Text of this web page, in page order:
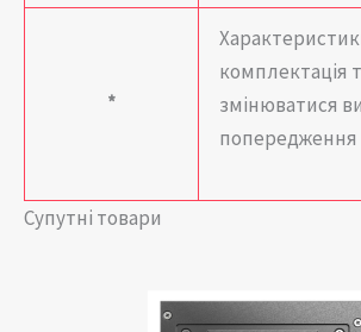
*
комплектація
змінюватися
попередження
Супутні товари